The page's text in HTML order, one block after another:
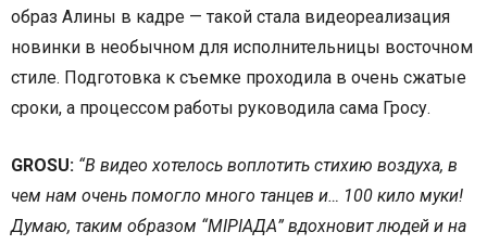
образ Алины в кадре — такой стала видеореализация
новинки в необычном для исполнительницы восточном
стиле. Подготовка к съемке проходила в очень сжатые
сроки, а процессом работы руководила сама Гросу.
GROSU: “В видео хотелось воплотить стихию воздуха, в
чем нам очень помогло много танцев и… 100 кило муки!
Думаю, таким образом “МІРІАДА” вдохновит людей и на